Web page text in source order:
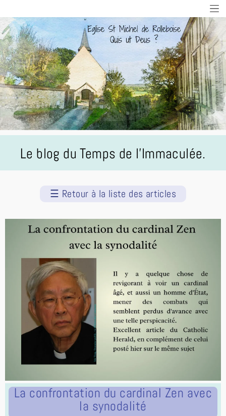
Le blog du Temps de l'Immaculée.
☰ Retour à la liste des articles
La confrontation du cardinal Zen avec
la synodalité